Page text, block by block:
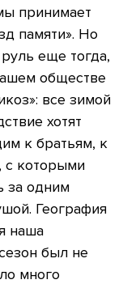
принимает
памяти». Но
еще тогда,
обществе
все зимой
хотят
к братьям, к
с которыми
за одним
География
наша
был не
много